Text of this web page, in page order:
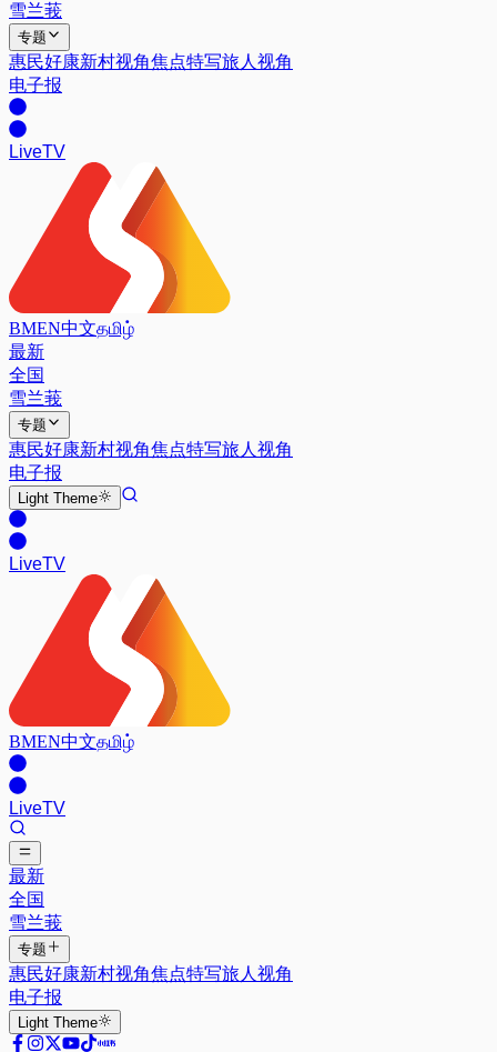
雪兰莪
专题
惠民好康新村视角焦点特写旅人视角
电子报
LiveTV
BMEN中文தமிழ்
最新
全国
雪兰莪
专题
惠民好康新村视角焦点特写旅人视角
电子报
Light Theme
LiveTV
BMEN中文தமிழ்
LiveTV
最新
全国
雪兰莪
专题
惠民好康新村视角焦点特写旅人视角
电子报
Light Theme